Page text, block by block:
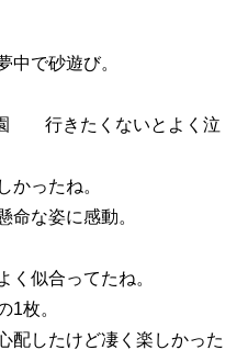
で砂遊び。
行きたくないとよく泣
ったね。
な姿に感動。
似合ってたね。
枚。
したけど凄く楽しかった